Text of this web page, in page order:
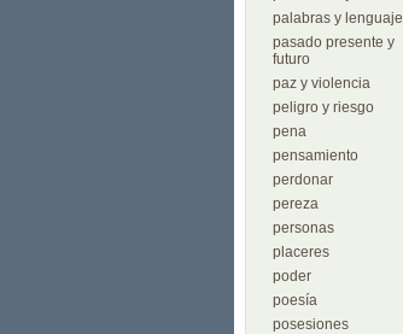
palabras y lenguaje
pasado presente y
futuro
paz y violencia
peligro y riesgo
pena
pensamiento
perdonar
pereza
personas
placeres
poder
poesía
posesiones